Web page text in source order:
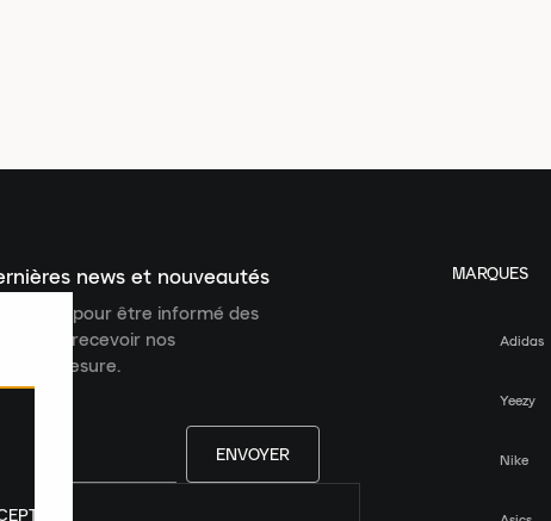
news et nouveautés
Laced pour être informé des
et recevoir nos
sur mesure.
ENVOYER
MARQUES
Adidas
Yeezy
Nike